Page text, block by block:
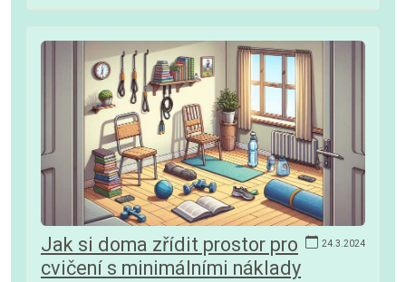
24.3.2024
Jak si doma zřídit prostor pro
cvičení s minimálními náklady